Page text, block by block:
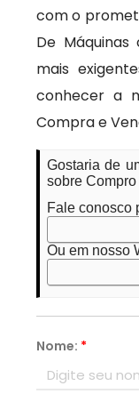
com o
De
mais
conhecer a
Compra e
Gostaria de
sobre
Fale conosco
Ou em nosso
Nome: *